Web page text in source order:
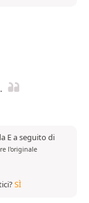
E a seguito di
l'originale
SÌ